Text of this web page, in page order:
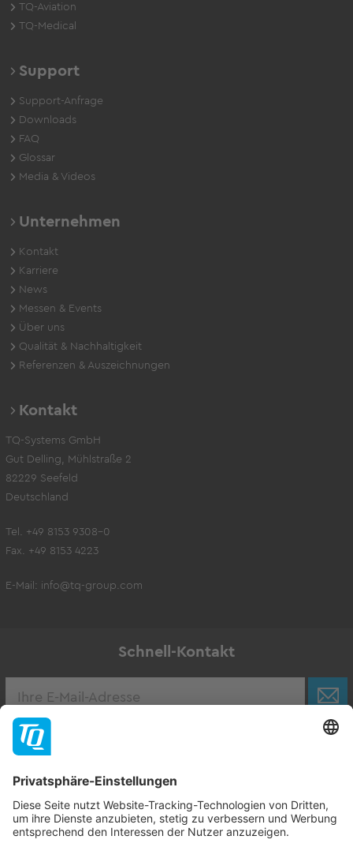
TQ-Aviation
TQ-Medical
Support
Support-Anfrage
Downloads
FAQ
Glossar
Media & Videos
Unternehmen
Kontakt
Karriere
News
Messen & Events
Über uns
Qualität & Nachhaltigkeit
Referenzen & Auszeichnungen
Kontakt
TQ-Systems GmbH
Gut Delling, Mühlstraße 2
82229 Seefeld
Deutschland
Tel. +49 8153 9308-0
Fax. +49 8153 4223
E-Mail: info@tq-group.com
Schnell-Kontakt
Zur Stellenbörse